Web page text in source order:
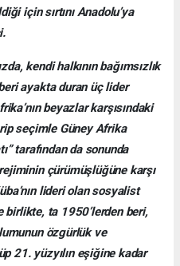
için sırtını Anadolu’ya
kendi halkının bağımsızlık
ayakta duran üç lider
beyazlar karşısındaki
seçimle Güney Afrika
tarafından da sonunda
çürümüşlüğüne karşı
lideri olan sosyalist
birlikte, ta 1950’lerden beri,
özgürlük ve
21. yüzyılın eşiğine kadar